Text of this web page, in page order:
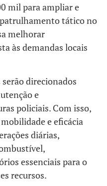
mil para ampliar e
tático no
melhorar
às demandas locais
direcionados
e
policiais. Com isso,
e eficácia
diárias,
essenciais para o
recursos.